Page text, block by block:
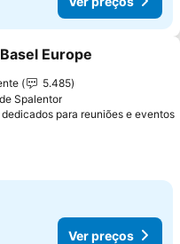
aos favoritos
Europe
5.485
Spalentor
dedicados para reuniões e eventos
Ver preços